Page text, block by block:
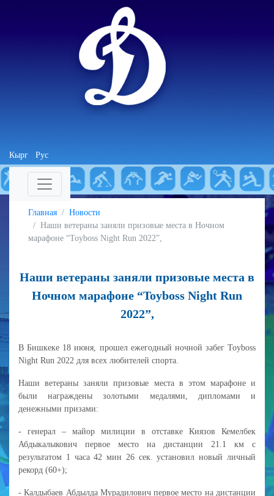
Кырг Рус
Главная
Новости
Наши ветераны заняли призовые места в Ночном
марафоне “Toyboss Night Run 2022”,
Наши ветераны заняли призовые места в
Ночном марафоне “Toyboss Night Run
2022”,
В Бишкеке 18 июня, прошел ежегодный ночной забег Toyboss
Night Run 2022 для всех любителей спорта.
Наши ветераны заняли призовые места в этом марафоне и
были награждены золотыми медалями, дипломами и
денежными призами:
- генерал – майор милиции в отставке Киязов Кемелбек
Абдыкалыкович первое место на дистанции 21.1 км с
результатом 1 часа 42 мин 26 сек. установил новый личный
рекорд (60+);
- Калдыбаев Абдылда Мурадилович первое место на дистанции